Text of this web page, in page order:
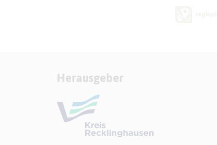
Herausgeber